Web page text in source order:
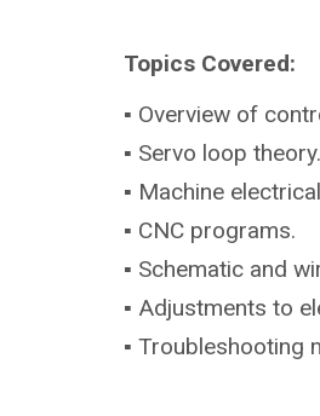
Topics Covered:
▪ Overview of
▪ Servo loop theory.
▪ Machine
▪ CNC programs.
▪ Schematic and
▪ Adjustments to
▪ Troubleshooting